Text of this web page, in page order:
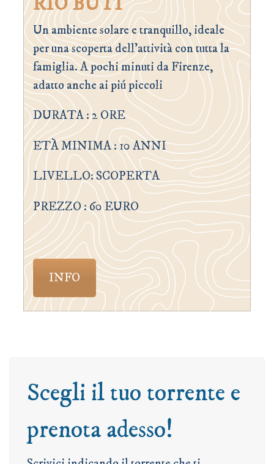
Un ambiente solare e tranquillo, ideale
per una scoperta dell’attività con tutta la
famiglia. A pochi minuti da Firenze,
adatto anche ai piú piccoli
DURATA : 2 ORE
ETÀ MINIMA : 10 ANNI
LIVELLO: SCOPERTA
PREZZO : 60 EURO
INFO
Scegli il tuo torrente e
prenota adesso!